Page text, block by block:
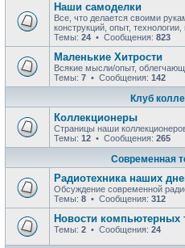
Наши самоделки
Все, что делается своими
конструкций, опыт,
Темы: 24 • Сообщения: 823
Маленькие Хитрости
Всякие мысли/опыт,
Темы: 7 • Сообщения: 142
Клуб
Коллекционеры
Страницы наши
Темы: 12 • Сообщения: 265
Современная
Радиотехника наших
Обсуждение современной
Темы: 8 • Сообщения: 312
Новости компьютерных
Темы: 2 • Сообщения: 24